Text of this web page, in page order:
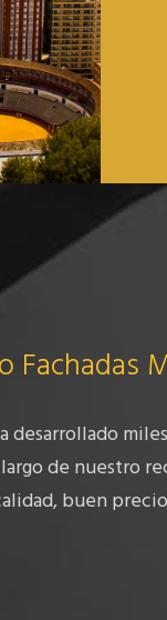
Fachadas
desarrollado
de nuestro
buen